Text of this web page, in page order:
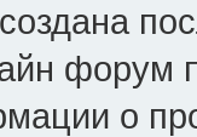
форум
о